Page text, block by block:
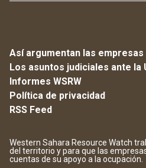
Así argumentan las empresas
Los asuntos judiciales ante la
Informes WSRW
Política de privacidad
RSS Feed
Western Sahara Resource Watch
del territorio y para que las
cuentas de su apoyo a la ocupación.